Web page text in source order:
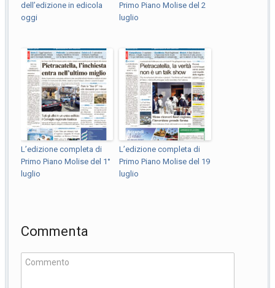
dell’edizione in edicola
oggi
Primo Piano Molise del 2
luglio
L’edizione completa di
Primo Piano Molise del 1°
luglio
L’edizione completa di
Primo Piano Molise del 19
luglio
Commenta